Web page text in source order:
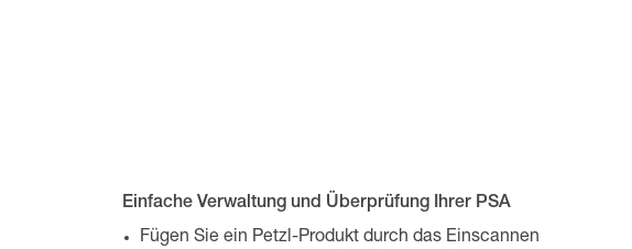
Einfache Verwaltung und Überprüfung Ihrer PSA
Fügen Sie ein Petzl-Produkt durch das Einscannen